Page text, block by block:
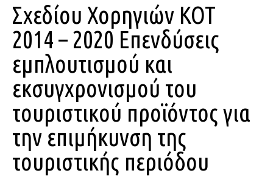
Σχεδίου Χορηγιών ΚΟΤ
2014 – 2020 Επενδύσεις
εμπλουτισμού και
εκσυγχρονισμού του
τουριστικού προϊόντος για
την επιμήκυνση της
τουριστικής περιόδου